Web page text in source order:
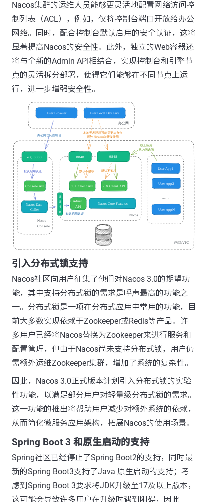
Nacos集群的运维人员能够更灵活地配置网络访问控
制列表（ACL），例如，仅将控制台端口开放给办公
网络。同时，配合控制台默认启用的安全认证，这将
显著提高Nacos的安全性。此外，独立的Web容器还
将与全新的Admin API相结合，实现控制台和引擎节
点的灵活拆分部署，使得它们能够在不同节点上运
行，进一步增强安全性。
引入分布式锁支持
Nacos社区向用户征集了他们对Nacos 3.0的期望功
能，其中支持分布式锁的需求是呼声最高的功能之
一。分布式锁是一项在分布式应用中常用的功能，目
前大多数实现依赖于Zookeeper或Redis等产品。许
多用户已经将Nacos替换为Zookeeper来进行服务和
配置管理，但由于Nacos尚未支持分布式锁，用户仍
需额外运维Zookeeper集群，增加了系统的复杂性。
因此，Nacos 3.0正式版本计划引入分布式锁的实验
性功能，以满足部分用户对轻量级分布式锁的需求。
这一功能的推出将帮助用户减少对额外系统的依赖，
从而简化微服务应用架构，拓展Nacos的使用场景。
Spring Boot 3 和原生启动的支持
Spring社区已经停止了Spring Boot2的支持，同时最
新的Spring Boot3支持了Java 原生启动的支持；考
虑到Spring Boot 3要求将JDK升级至17及以上版本，
这可能会导致许多用户在升级时遇到阻碍，因此